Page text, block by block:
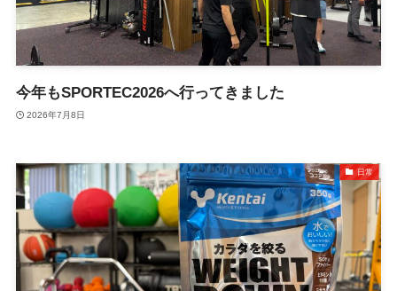
今年もSPORTEC2026へ行ってきました
2026年7月8日
日常